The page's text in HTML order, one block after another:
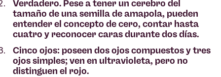
Verdadero. Pese a tener un cerebro del
tamaño de una semilla de amapola, pueden
entender el concepto de cero, contar hasta
cuatro y reconocer caras durante dos días.
Cinco ojos: poseen dos ojos compuestos y tres
ojos simples; ven en ultravioleta, pero no
distinguen el rojo.